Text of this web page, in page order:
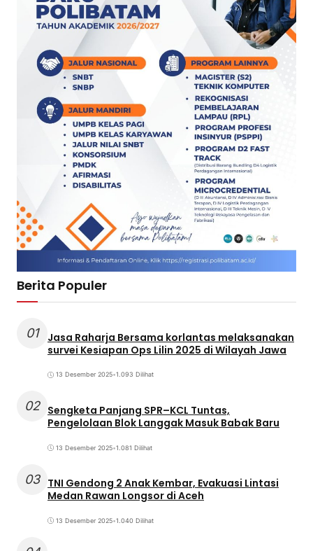
Berita Populer
01
Jasa Raharja Bersama korlantas melaksanakan
survei Kesiapan Ops Lilin 2025 di Wilayah Jawa
13 Desember 2025•1.093 Dilihat
02 Sengketa Panjang SPR–KCL Tuntas,
Pengelolaan Blok Langgak Masuk Babak Baru
13 Desember 2025•1.081 Dilihat
03 TNI Gendong 2 Anak Kembar, Evakuasi Lintasi
Medan Rawan Longsor di Aceh
13 Desember 2025•1.040 Dilihat